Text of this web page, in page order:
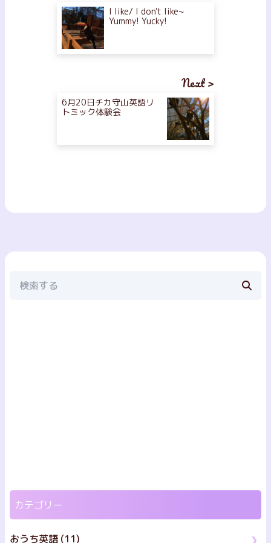
I like/ I don't like~
Yummy! Yucky!
Next >
6月20日チカ守山英語リ
トミック体験会
カテゴリー
おうち英語 (11)